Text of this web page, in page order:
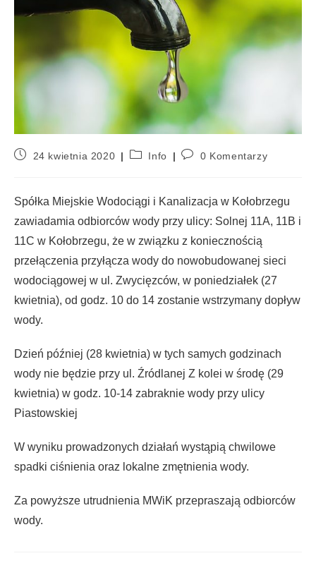
24 kwietnia 2020 Info 0 Komentarzy
Spółka Miejskie Wodociągi i Kanalizacja w Kołobrzegu
zawiadamia odbiorców wody przy ulicy: Solnej 11A, 11B i
11C w Kołobrzegu, że w związku z koniecznością
przełączenia przyłącza wody do nowobudowanej sieci
wodociągowej w ul. Zwycięzców, w poniedziałek (27
kwietnia), od godz. 10 do 14 zostanie wstrzymany dopływ
wody.
Dzień później (28 kwietnia) w tych samych godzinach
wody nie będzie przy ul. Źródlanej Z kolei w środę (29
kwietnia) w godz. 10-14 zabraknie wody przy ulicy
Piastowskiej
W wyniku prowadzonych działań wystąpią chwilowe
spadki ciśnienia oraz lokalne zmętnienia wody.
Za powyższe utrudnienia MWiK przepraszają odbiorców
wody.